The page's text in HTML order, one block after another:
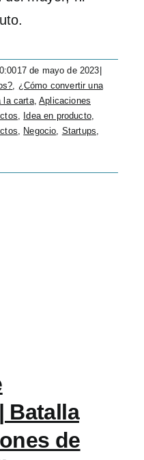
17 de mayo de 2023
, ¿Cómo convertir una
la carta,Aplicaciones
, Idea en producto,
, Negocio, Startups,
Batalla
de